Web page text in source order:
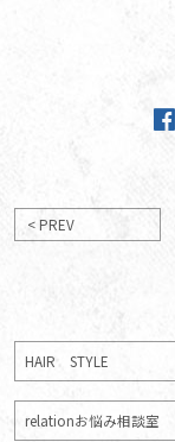
< PREV
HAIR STYLE
relationお悩み相談室